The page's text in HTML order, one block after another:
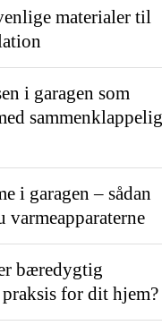
materialer til
i garagen som
i garagen – sådan
varmeapparaterne
bæredygtig
for dit hjem?